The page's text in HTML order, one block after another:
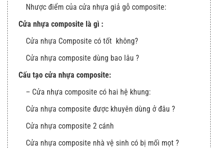
Nhược điểm của cửa nhựa giả gỗ composite:
Cửa nhựa composite là gì :
Cửa nhựa Composite có tốt không?
Cửa nhựa composite dùng bao lâu ?
Cấu tạo cửa nhựa composite:
– Cửa nhựa composite có hai hệ khung:
Cửa nhựa composite được khuyên dùng ở đâu ?
Cửa nhựa composite 2 cánh
Cửa nhựa composite nhà vệ sinh có bị mối mọt ?